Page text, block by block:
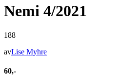
Nemi 4/2021
188
avLise Myhre
60,-